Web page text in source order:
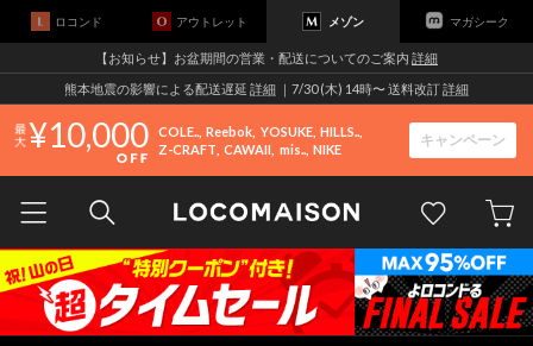
ロコンド アウトレット メゾン マガシーク
【お知らせ】お盆期間の営業・配送についてのご案内 詳細
熊本地震の影響による配送遅延 詳細 ｜7/30 (木) 14時〜 送料改訂詳細
10,000 COLE.. Reebok YOSUKE HILLS..
Z-CRAFT CAWAII mis.. NIKE
キャンペーン